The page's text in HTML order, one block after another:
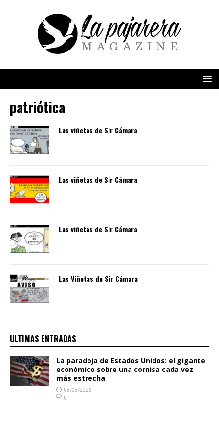
patriótica
Las viñetas de Sir Cámara
Las viñetas de Sir Cámara
Las viñetas de Sir Cámara
Las Viñetas de Sir Cámara
ULTIMAS ENTRADAS
La paradoja de Estados Unidos: el gigante
económico sobre una cornisa cada vez
más estrecha
08/08/2026
0